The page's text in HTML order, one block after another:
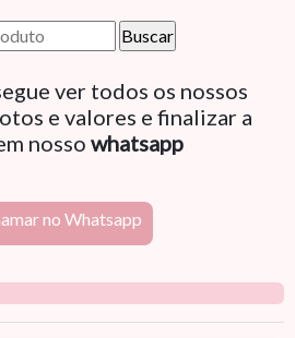
ver todos os nossos
e valores e finalizar a
nosso whatsapp
no Whatsapp